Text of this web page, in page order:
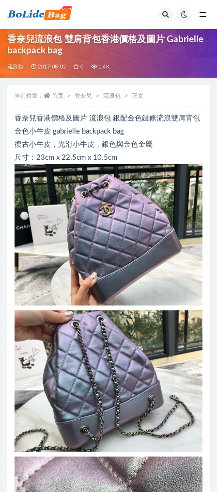
香奈兒流浪包 雙肩背包香港價格及圖片 Gabrielle
backpack bag
流浪包 2017-08-02 0 1.4K
当前位置： 首页 香奈兒 流浪包 正文
香奈兒香港價格及圖片 流浪包 銀配金色鏈條流浪雙肩背包
金色小牛皮 gabrielle backpack bag
復古小牛皮，光滑小牛皮，銀色與金色金屬
尺寸：23cm x 22.5cm x 10.5cm